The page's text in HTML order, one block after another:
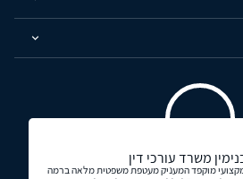
משרד עורכי דין
מקצועי מוקפד המעניק מעטפת משפטית מלאה ברמה